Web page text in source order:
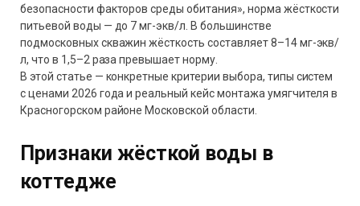
безопасности факторов среды обитания», норма жёсткости
питьевой воды — до 7 мг-экв/л. В большинстве
подмосковных скважин жёсткость составляет 8–14 мг-экв/
л, что в 1,5–2 раза превышает норму.
В этой статье — конкретные критерии выбора, типы систем
с ценами 2026 года и реальный кейс монтажа умягчителя в
Красногорском районе Московской области.
Признаки жёсткой воды в
коттедже